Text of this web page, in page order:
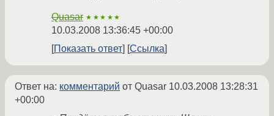
Quasar ★★★★★
10.03.2008 13:36:45 +00:00
Показать ответ
Ссылка
Ответ на: комментарий от Quasar 10.03.2008 13:28:31
+00:00